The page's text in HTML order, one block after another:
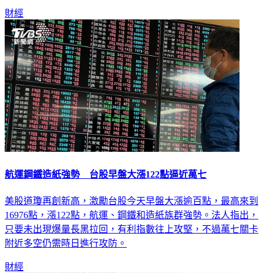
財經
航運鋼鐵造紙強勢 台股早盤大漲122點逼近萬七
美股道瓊再創新高，激勵台股今天早盤大漲逾百點，最高來到
16976點，漲122點，航運、鋼鐵和造紙族群強勢。法人指出，
只要未出現爆量長黑拉回，有利指數往上攻堅，不過萬七關卡
附近多空仍需時日進行攻防。
財經